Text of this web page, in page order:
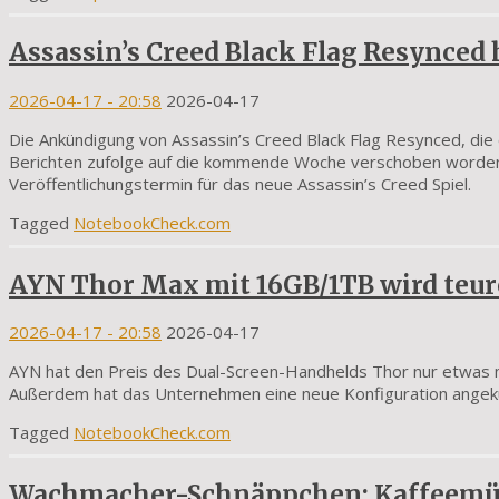
Assassin’s Creed Black Flag
2026-04-17 - 20:58 2026-04-17
Die Ankündigung von Assassin’s Creed Black Flag Resynced,
Berichten zufolge auf die kommende Woche verschoben
Veröffentlichungstermin für das neue Assassin’s Creed Spiel.
Tagged NotebookCheck.com
AYN Thor Max mit 16GB/1TB wird
2026-04-17 - 20:58 2026-04-17
AYN hat den Preis des Dual-Screen-Handhelds Thor nur
Außerdem hat das Unternehmen eine neue Konfiguration
Tagged NotebookCheck.com